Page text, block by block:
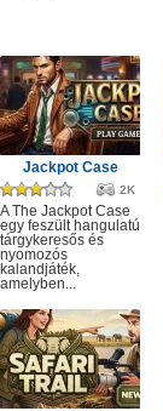
Jackpot Case
2K
A The Jackpot Case
egy feszült hangulatú
tárgykeresős és
nyomozós
kalandjáték,
amelyben...